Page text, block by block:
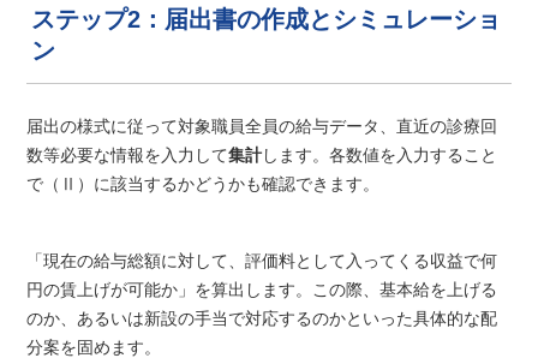
ステップ2：届出書の作成とシミュレーショ
ン
届出の様式に従って対象職員全員の給与データ、直近の診療回
数等必要な情報を入力して集計 します。各数値を入力すること
で（Ⅱ）に該当するかどうかも確認できます。
「現在の給与総額に対して、評価料として入ってくる収益で何
円の賃上げが可能か」を算出します。この際、基本給を上げる
のか、あるいは新設の手当で対応するのかといった具体的な配
分案を固めます。